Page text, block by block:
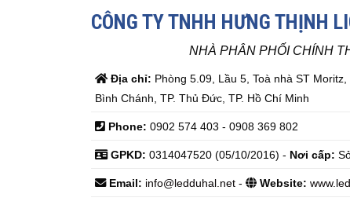
CÔNG TY TNHH HƯNG THỊNH
NHÀ PHÂN PHỐI CHÍNH
Địa chỉ: Phòng 5.09, Lầu 5, Toà nhà ST
Bình Chánh, TP. Thủ Đức, TP. Hồ Chí Minh
Phone: 0902 574 403 - 0908 369 802
GPKD: 0314047520 (05/10/2016) - Nơi cấp:
Email: info@ledduhal.net- Website: